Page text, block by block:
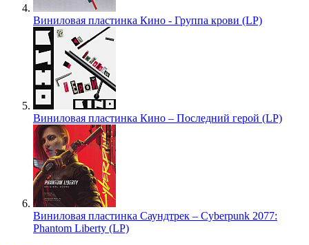
Виниловая пластинка Кино - Группа крови (LP)
Виниловая пластинка Кино – Последний герой (LP)
Виниловая пластинка Саундтрек – Cyberpunk 2077:
Phantom Liberty (LP)